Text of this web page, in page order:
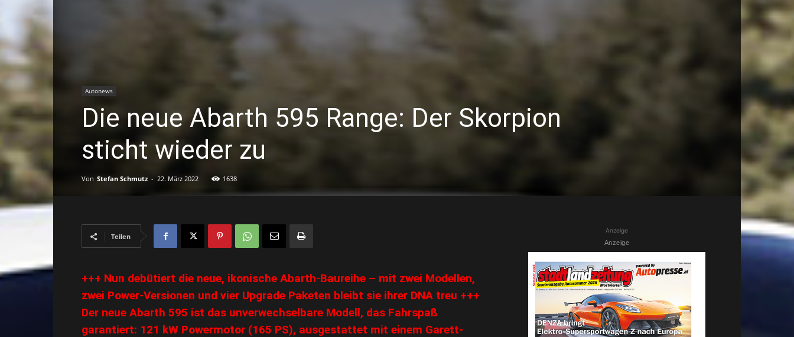
Autonews
Die neue Abarth 595 Range: Der Skorpion
sticht wieder zu
Von Stefan Schmutz - 22. März 2022 1638
Teilen
+++ Nun debütiert die neue, ikonische Abarth-Baureihe – mit zwei Modellen,
zwei Power-Versionen und vier Upgrade Paketen bleibt sie ihrer DNA treu +++
Der neue Abarth 595 ist das unverwechselbare Modell, das Fahrspaß
garantiert: 121 kW Powermotor (165 PS), ausgestattet mit einem Garett-
Anzeige
Anzeige